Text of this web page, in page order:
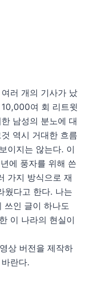
러 개의 기사가 났
여 회 리트윗
남성의 분노에 대
역시 거대한 흐름
이지는 않는다. 이
에 풍자를 위해 쓴
가지 방식으로 재
웠다고 한다. 나는
쓰인 글이 하나도
이 나라의 현실이
상 버전을 제작하
란다.